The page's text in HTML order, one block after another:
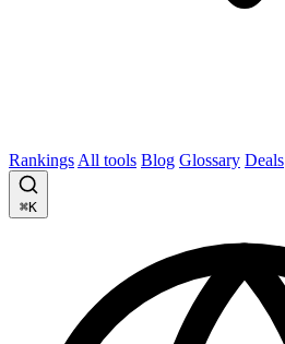
Rankings All tools Blog Glossary Deals
⌘K